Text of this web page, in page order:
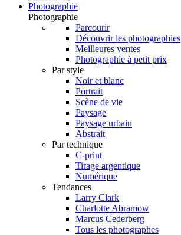
Photographie
Photographie
Parcourir
Découvrir les photographies
Meilleures ventes
Photographie à petit prix
Par style
Noir et blanc
Portrait
Scène de vie
Paysage
Paysage urbain
Abstrait
Par technique
C-print
Tirage argentique
Numérique
Tendances
Larry Clark
Charlotte Abramow
Marcus Cederberg
Tous les photographes